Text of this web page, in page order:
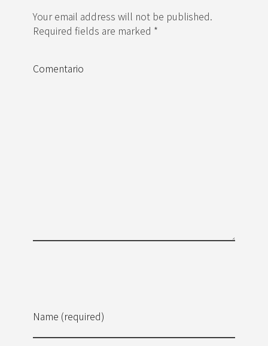
Your email address will not be published.
Required fields are marked *
Name (required)
Comentario